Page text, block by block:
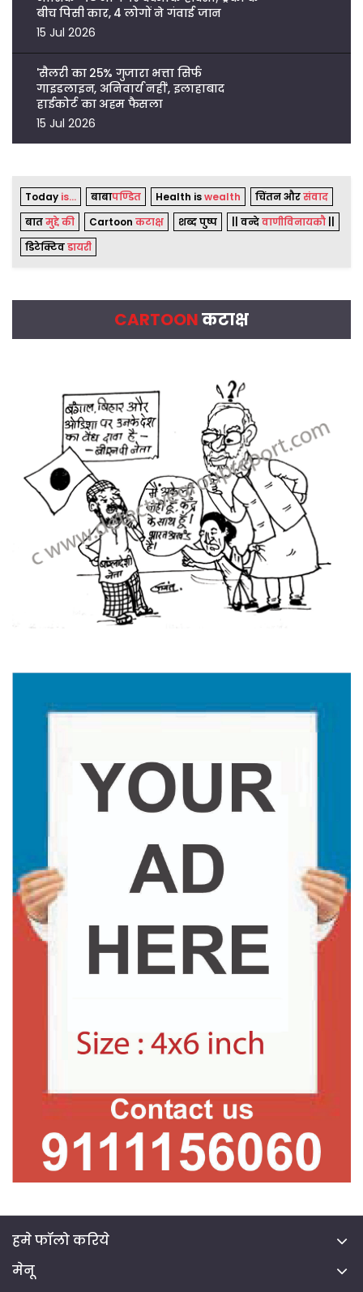
बीच पिसी कार, 4 लोगों ने गंवाई जान
15 Jul 2026
'सैलरी का 25% गुजारा भत्ता सिर्फ
गाइडलाइन, अनिवार्य नहीं', इलाहाबाद
हाईकोर्ट का अहम फैसला
15 Jul 2026
Today is... बाबापण्डित Health iswealth चिंतन औरसंवाद
बातमुद्दे की Cartoon कटाक्ष शब्द पुष्प || वन्देवाणीविनायकौ
डिटेक्टिवडायरी
CARTOONकटाक्ष
हमे फॉलो करिये
मेनू